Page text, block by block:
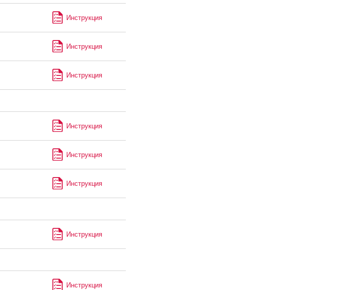
Инструкция
Инструкция
Инструкция
Инструкция
Инструкция
Инструкция
Инструкция
Инструкция